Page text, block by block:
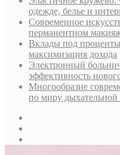
одежде, белье и
Современное
перманентном
Вклады под
максимизация дохода
Электронный
эффективность
Многообразие
по миру дыхательной